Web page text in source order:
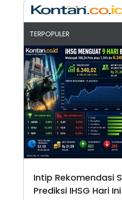
TERPOPULER
Intip Rekomendasi
Prediksi IHSG Hari